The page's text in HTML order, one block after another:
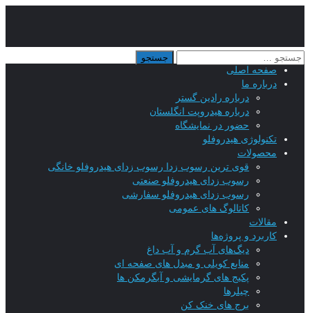
صفحه اصلی
درباره ما
درباره رادین گستر
درباره هیدروپت انگلستان
حضور در نمایشگاه
تکنولوژی هیدروفلو
محصولات
قوی ترین رسوب زدا رسوب زدای هیدروفلو خانگی
رسوب زدای هیدروفلو صنعتی
رسوب زدای هیدروفلو سفارشی
کاتالوگ های عمومی
مقالات
کاربرد و پروژه‌ها
دیگ‌های آب گرم و آب داغ
منابع کویلی و مبدل های صفحه ای
پکیج های گرمایشی و آبگرمکن ها
چیلرها
برج های خنک کن